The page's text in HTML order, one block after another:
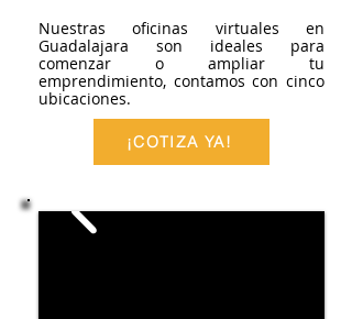
Nuestras oficinas virtuales en
Guadalajara son ideales para
comenzar o ampliar tu
emprendimiento, contamos con cinco
ubicaciones.
¡COTIZA YA!